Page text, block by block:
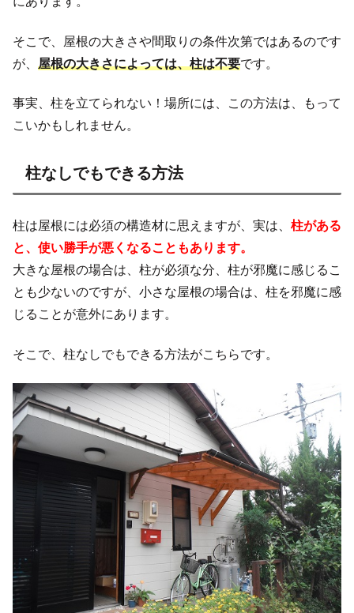
そこで、屋根の大きさや間取りの条件次第ではあるのです
が、 屋根の大きさによっては、柱は不要です。
事実、柱を立てられない！場所には、この方法は、もって
こいかもしれません。
柱なしでもできる方法
柱は屋根には必須の構造材に思えますが、実は、 柱がある
と、使い勝手が悪くなることもあります。
大きな屋根の場合は、柱が必須な分、柱が邪魔に感じるこ
とも少ないのですが、小さな屋根の場合は、柱を邪魔に感
じることが意外にあります。
そこで、柱なしでもできる方法がこちらです。